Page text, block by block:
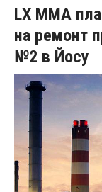
LX MMA
на ремонт
№2 в Йосу